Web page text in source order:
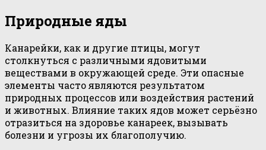
Природные яды
Канарейки, как и другие птицы, могут
столкнуться с различными ядовитыми
веществами в окружающей среде. Эти опасные
элементы часто являются результатом
природных процессов или воздействия растений
и животных. Влияние таких ядов может серьёзно
отразиться на здоровье канареек, вызывать
болезни и угрозы их благополучию.